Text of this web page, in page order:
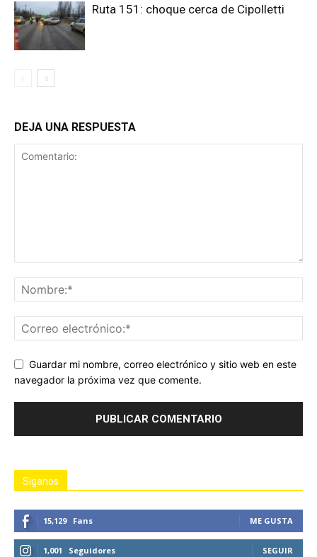
Ruta 151: choque cerca de Cipolletti
DEJA UNA RESPUESTA
Guardar mi nombre, correo electrónico y sitio web en este
navegador la próxima vez que comente.
Siganos
15,129 Fans ME GUSTA
1,001 Seguidores SEGUIR